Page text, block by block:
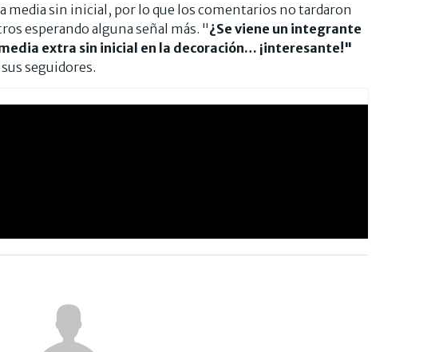
media sin inicial, por lo que los comentarios no tardaron
esperando alguna señal más. "¿Se viene un integrante
extra sin inicial en la decoración… ¡interesante!"
seguidores.